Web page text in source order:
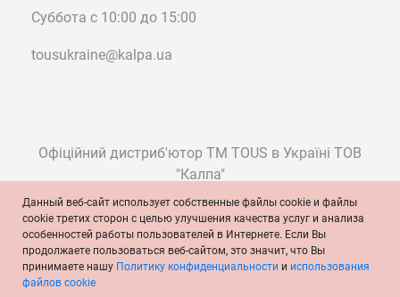
детальнее рассмотрим такие подвески:
Новый год — это важное событие,
воспоминания о котором могут оставаться
следующих коллекций.
TOUS Aelita
Здесь представлены стильные кулоны-
медальоны, преимущественно
выполненные из серебра 925 пробы или
Суббота с 10:00 до 15:00
tousukraine@kalpa.ua
Офіційний дистриб'ютор ТМ TOUS в Україні ТОВ
"Калпа"
© TOUS, ювелиры с 1920 года
Условия и положения
Политика конфиденциальности
Политика cookie
Данный веб-сайт использует собственные файлы cookie и файлы
cookie третих сторон с целью улучшения качества услуг и анализа
особенностей работы пользователей в Интернете. Если Вы
продолжаете пользоваться веб-сайтом, это значит, что Вы
принимаете нашу Политику конфиденциальности и использования
файлов cookie